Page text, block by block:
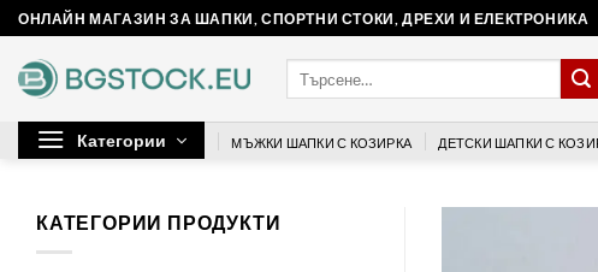
Skip
to
content
ОНЛАЙН МАГАЗИН ЗА ШАПКИ, СПОРТНИ СТОКИ, ДРЕХИ И ЕЛЕКТРОНИКА
Категории МЪЖКИ ШАПКИ С КОЗИРКА ДЕТСКИ ШАПКИ С
КАТЕГОРИИ ПРОДУКТИ